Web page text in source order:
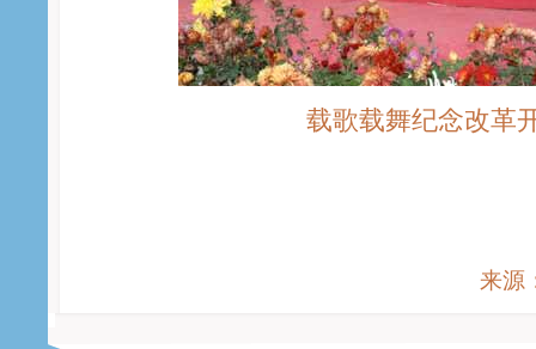
载歌载舞纪念改革
来